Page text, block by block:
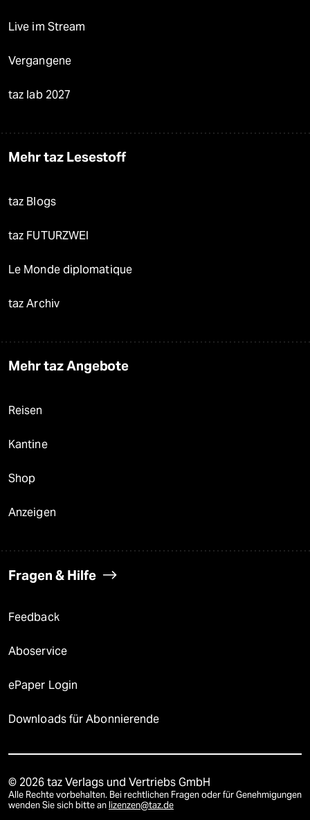
Live im Stream
Vergangene
taz lab 2027
Mehr taz Lesestoff
taz Blogs
taz FUTURZWEI
Le Monde diplomatique
taz Archiv
Mehr taz Angebote
Reisen
Kantine
Shop
Anzeigen
Fragen & Hilfe
Feedback
Aboservice
ePaper Login
Downloads für Abonnierende
© 2026 taz Verlags und Vertriebs GmbH
Alle Rechte vorbehalten. Bei rechtlichen Fragen oder für Genehmigungen
wenden Sie sich bitte an lizenzen@taz.de